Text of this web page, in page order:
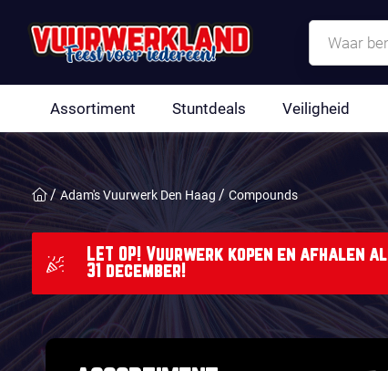
Assortiment Stuntdeals Veiligheid
Adam's Vuurwerk Den Haag Compounds
LET OP! Vuurwerk kopen en afhalen
31 december!